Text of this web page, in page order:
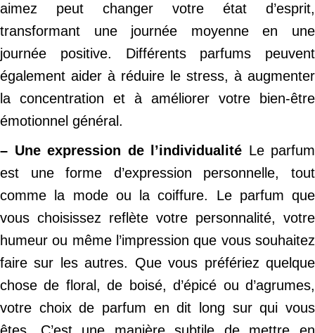
aimez peut changer votre état d’esprit,
transformant une journée moyenne en une
journée positive. Différents parfums peuvent
également aider à réduire le stress, à augmenter
la concentration et à améliorer votre bien-être
émotionnel général.
– Une expression de l’individualité Le parfum
est une forme d’expression personnelle, tout
comme la mode ou la coiffure. Le parfum que
vous choisissez reflète votre personnalité, votre
humeur ou même l’impression que vous souhaitez
faire sur les autres. Que vous préfériez quelque
chose de floral, de boisé, d’épicé ou d’agrumes,
votre choix de parfum en dit long sur qui vous